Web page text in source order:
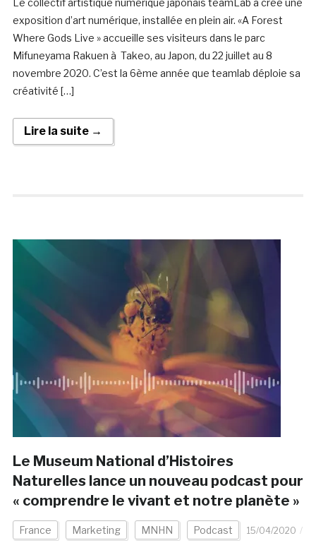
Le collectif artistique numérique japonais teamLab a créé une
exposition d’art numérique, installée en plein air. «A Forest
Where Gods Live » accueille ses visiteurs dans le parc
Mifuneyama Rakuen à Takeo, au Japon, du 22 juillet au 8
novembre 2020. C’est la 6ème année que teamlab déploie sa
créativité […]
Lire la suite →
Le Museum National d’Histoires
Naturelles lance un nouveau podcast pour
« comprendre le vivant et notre planète »
France Marketing MNHN Podcast
15/04/2020